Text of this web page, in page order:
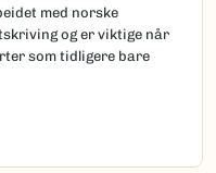
med norske
og er viktige når
som tidligere bare